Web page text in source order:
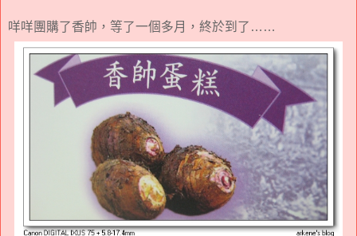
咩咩團購了香帥，等了一個多月，終於到了……